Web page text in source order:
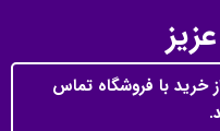
خرید با فروشگاه تماس